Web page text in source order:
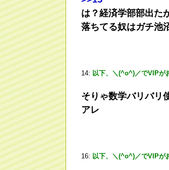
は？経済学部部出た
落ちてる奴はガチ池
14: 以下、＼(^o^)／でVIPが
そりゃ数学バリバリ
アレ
16: 以下、＼(^o^)／でVIPが